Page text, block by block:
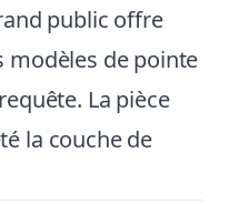
public offre
modèles de pointe
La pièce
la couche de